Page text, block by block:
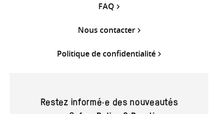
FAQ
Nous contacter
Politique de confidentialité
Restez informé·e des nouveautés